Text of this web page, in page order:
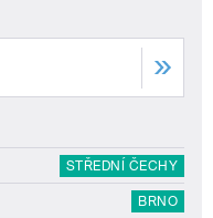
STŘEDNÍ ČECHY
BRNO